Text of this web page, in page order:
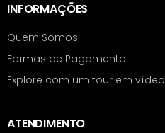
INFORMAÇÕES
Quem Somos
Formas de Pagamento
Explore com um tour em vídeo
ATENDIMENTO